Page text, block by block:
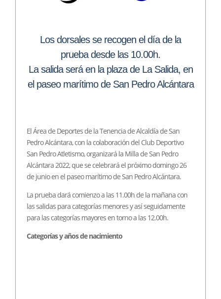
Los dorsales se recogen el día de la
prueba desde las 10.00h.
La salida será en la plaza de La Salida, en
el paseo marítimo de San Pedro Alcántara
El Área de Deportes de la Tenencia de Alcaldía de San
Pedro Alcántara, con la colaboración del Club Deportivo
San Pedro Atletismo, organizará la Milla de San Pedro
Alcántara 2022, que se celebrará el próximo domingo 26
de junio en el paseo marítimo de San Pedro Alcántara.
La prueba dará comienzo a las 11.00h de la mañana con
las salidas para categorías menores y así seguidamente
para las categorías mayores en torno a las 12.00h.
Categorías y años de nacimiento